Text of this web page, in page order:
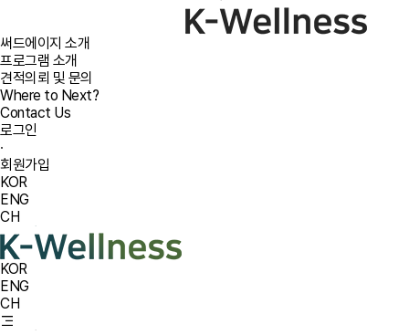
써드에이지 소개
프로그램 소개
견적의뢰 및 문의
Where to Next?
Contact Us
로그인
·
회원가입
KOR
ENG
CH
KOR
ENG
CH